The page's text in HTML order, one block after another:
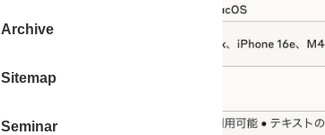
Archive
Sitemap
Seminar